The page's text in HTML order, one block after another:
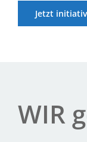
Jetzt
WIR